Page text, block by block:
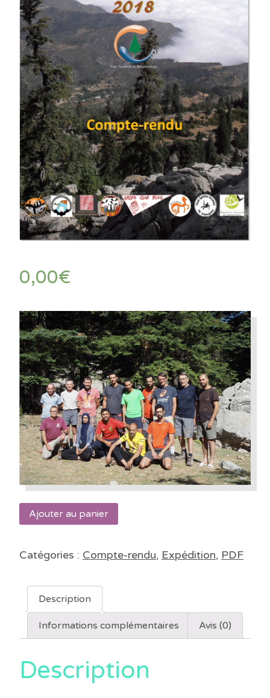
0,00€
Ajouter au panier
Catégories : Compte-rendu, Expédition, PDF
Description
Informations complémentaires Avis (0)
Description